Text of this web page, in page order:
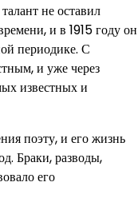
не оставил
и в 1915 году он
периодике. С
и уже через
известных и
поэту, и его жизнь
Браки, разводы,
его